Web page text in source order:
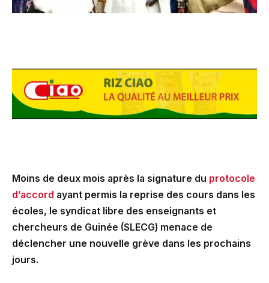
Moins de deux mois après la signature du protocole
d’accord ayant permis la reprise des cours dans les
écoles, le syndicat libre des enseignants et
chercheurs de Guinée (SLECG) menace de
déclencher une nouvelle grève dans les prochains
jours.